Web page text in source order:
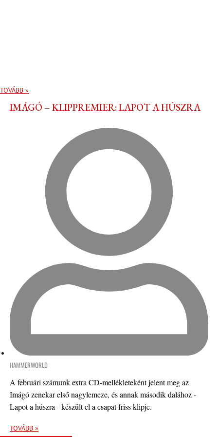
TOVÁBB »
IMÁGÓ – KLIPPREMIER: LAPOT A HÚSZRA
HAMMERWORLD
A februári számunk extra CD-mellékleteként jelent meg az
Imágó zenekar első nagylemeze, és annak második dalához -
Lapot a húszra - készült el a csapat friss klipje.
TOVÁBB »